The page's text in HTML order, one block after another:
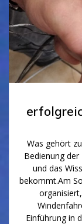
Was gehört
Bedienung
und das
bekommt.Am
Einführung in